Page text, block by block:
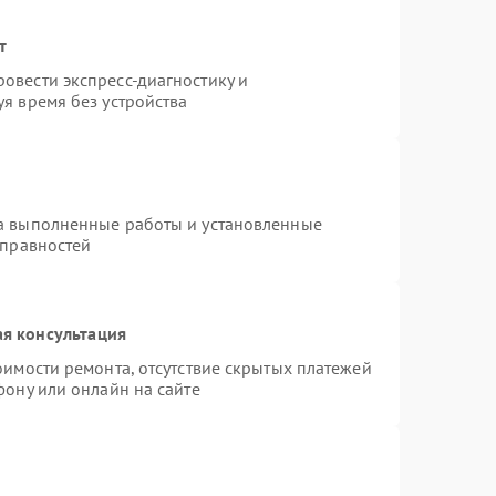
экспресс-диагностику и
время без устройства
выполненные работы и установленные
консультация
ремонта, отсутствие скрытых платежей
или онлайн на сайте